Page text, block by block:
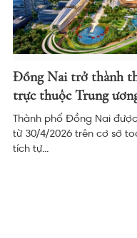
Đồng Nai trở thành
trực thuộc Trung
Thành phố Đồng Nai
từ 30/4/2026 trên cơ sở
tích tự...